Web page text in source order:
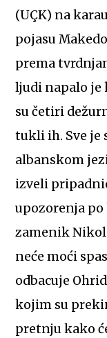
(UÇK) na
pojasu
prema
ljudi napalo je
su četiri
tukli ih. Sve je
albanskom
izveli
upozorenja
zamenik
neće moći
odbacuje
kojim su
pretnju kako